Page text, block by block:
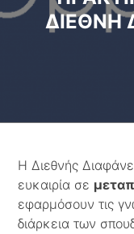
ΔΙΕΘΝΗ
Η Διεθνής
ευκαιρία σε
εφαρμόσουν τις
διάρκεια των